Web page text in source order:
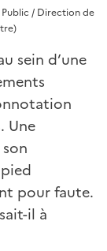
Public / Direction de
sein d’une
Une
pour faute.
il à